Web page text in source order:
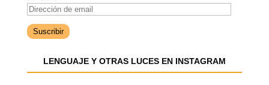
D
r
c
LENGUAJE Y OTRAS LUCES EN INSTAGRAM